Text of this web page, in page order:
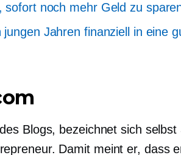
sofort noch mehr Geld zu
Jahren finanziell in eine
Blogs, bezeichnet sich selbst
Damit meint er, dass